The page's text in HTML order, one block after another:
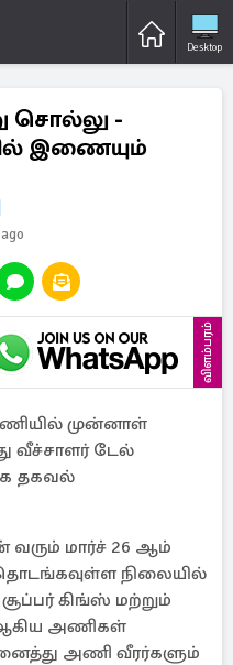
Desktop
சொல்லு -
இணையும்
விளம்பரம்
முன்னாள்
வீச்சாளர் டேல்
தகவல்
வரும் மார்ச் 26 ஆம்
நிலையில்
கிங்ஸ் மற்றும்
அணிகள்
அணி வீரர்களும்